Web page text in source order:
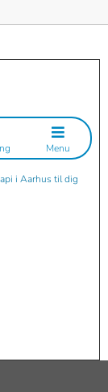
i Aarhus til dig
Menu